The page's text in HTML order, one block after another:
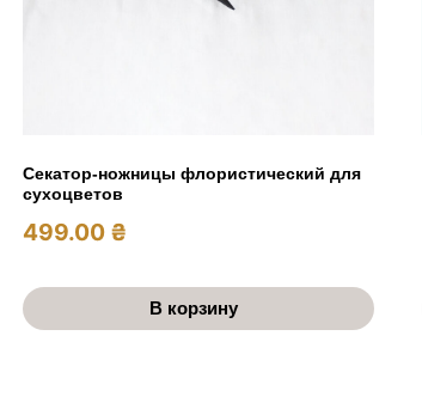
Секатор-ножницы флористический для
сухоцветов
499.00 ₴
В корзину